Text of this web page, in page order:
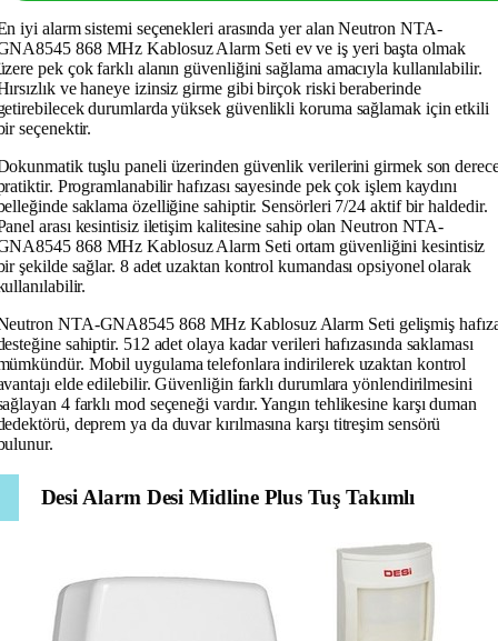
iyi alarm sistemi seçenekleri arasında yer alan Neutron NTA-
868 MHz Kablosuz Alarm Seti ev ve iş yeri başta olmak
pek çok farklı alanın güvenliğini sağlama amacıyla kullanılabilir.
ve haneye izinsiz girme gibi birçok riski beraberinde
durumlarda yüksek güvenlikli koruma sağlamak için etkili
seçenektir.
tuşlu paneli üzerinden güvenlik verilerini girmek son
Programlanabilir hafızası sayesinde pek çok işlem kaydını
saklama özelliğine sahiptir. Sensörleri 7/24 aktif bir haldedir.
arası kesintisiz iletişim kalitesine sahip olan Neutron NTA-
868 MHz Kablosuz Alarm Seti ortam güvenliğini kesintisiz
şekilde sağlar. 8 adet uzaktan kontrol kumandası opsiyonel olarak
NTA-GNA8545 868 MHz Kablosuz Alarm Seti gelişmiş
sahiptir. 512 adet olaya kadar verileri hafızasında saklaması
Mobil uygulama telefonlara indirilerek uzaktan kontrol
elde edilebilir. Güvenliğin farklı durumlara yönlendirilmesini
4 farklı mod seçeneği vardır. Yangın tehlikesine karşı duman
deprem ya da duvar kırılmasına karşı titreşim sensörü
Desi Alarm Desi Midline Plus Tuş Takımlı